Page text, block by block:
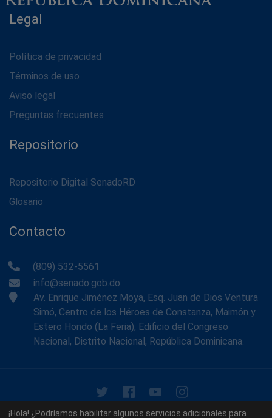
Legal
Política de privacidad
Términos de uso
Aviso legal
Preguntas frecuentes
Repositorio
Repositorio Digital SenadoRD
Glosario
Contacto
(809) 532-5561
info@senado.gob.do
Av. Enrique Jiménez Moya, Esq. Juan de Dios Ventura
Simó, Centro de los Héroes de Constanza, Maimón y
Estero Hondo (La Feria), Edificio del Congreso
Nacional, Distrito Nacional, República Dominicana.
© 2026 - Memoria Histórica del Senado de la República
¡Hola! ¿Podríamos habilitar algunos servicios adicionales para